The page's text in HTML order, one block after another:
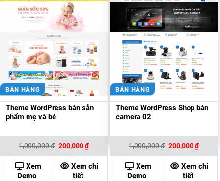
BÁN HÀNG
Theme WordPress bán sản
phẩm mẹ và bé
1,000,000₫ Giá
là:
1,000,000 ₫.
200,000₫Giá
hiện
tại
là:
200,000 ₫.
Xem
Demo
Xem chi
tiết
BÁN HÀNG
Theme WordPress Shop bán
camera 02
1,000,000₫ Giá
là:
1,000,000 ₫.
200,000₫Giá
hiện
tại
là:
Xem
Demo
Xem chi
tiết